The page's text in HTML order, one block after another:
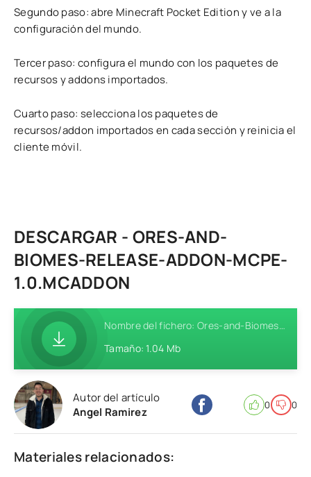
Segundo paso: abre Minecraft Pocket Edition y ve a la
configuración del mundo.
Tercer paso: configura el mundo con los paquetes de
recursos y addons importados.
Cuarto paso: selecciona los paquetes de
recursos/addon importados en cada sección y reinicia el
cliente móvil.
DESCARGAR - ORES-AND-
BIOMES-RELEASE-ADDON-MCPE-
1.0.MCADDON
Nombre del fichero: Ores-and-Biomes-Release-Addon-MCPE-1.0.mcaddon
Tamaño: 1.04 Mb
Autor del artículo
Angel Ramirez
0 0
Materiales relacionados: